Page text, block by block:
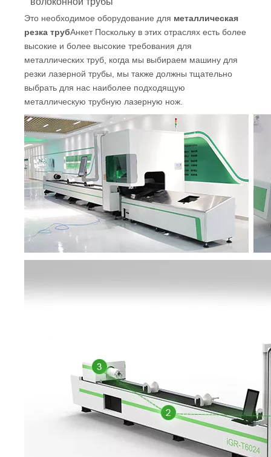
Это необходимое оборудование для металлическая
резка трубАнкет Поскольку в этих отраслях есть более
высокие и более высокие требования для
металлических труб, когда мы выбираем машину для
резки лазерной трубы, мы также должны тщательно
выбрать для нас наиболее подходящую
металлическую трубную лазерную нож.